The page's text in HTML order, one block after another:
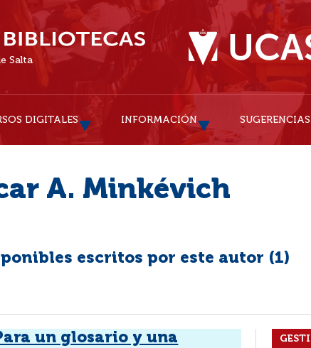
Salta
DIGITALES INFORMACIÓN SUGERENCIAS
A. Minkévich
escritos por este autor (1)
un glosario y una